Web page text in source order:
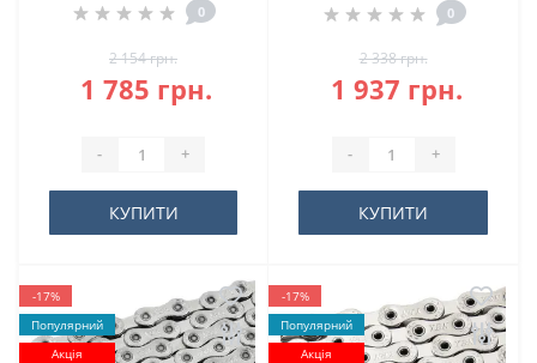
0
2 154 грн.
1 785 грн.
- +
КУПИТИ
0
2 338 грн.
1 937 грн.
- +
КУПИТИ
-17%
Популярний
Акція
-17%
Популярний
Акція